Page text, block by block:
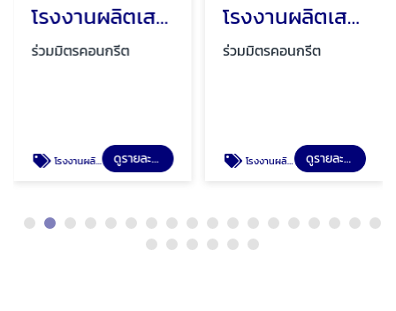
โรงงานผลิตเสาเข็มสี่เหลี่ยม มอก
ร่วมมิตรคอนกรีต
โรงงานผลิตเสาเข็มสี่เหลี่ยม มอก ดูรายละเอียด
โรงงานผลิตเสาเข็มคอนกรีตอัดแรง นครปฐม
ร่วมมิตรคอนกรีต
โรงงานผลิตเสาเข็มคอนกรีตอัดแรง ดูรายละเอียด